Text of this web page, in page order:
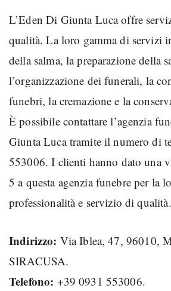
L’Eden Di Giunta Luca offre
qualità. La loro gamma di servizi
della salma, la preparazione della
l’organizzazione dei funerali, la
funebri, la cremazione e la
È possibile contattare l’agenzia
Giunta Luca tramite il numero di
553006. I clienti hanno dato una
5 a questa agenzia funebre per la
professionalità e servizio di qualità.
Indirizzo: Via Iblea, 47, 96010,
SIRACUSA.
Telefono: +39 0931 553006.